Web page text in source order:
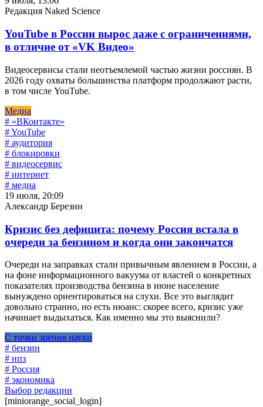
Редакция Naked Science
YouTube в России вырос даже с ограничениями,
в отличие от «VK Видео»
Видеосервисы стали неотъемлемой частью жизни россиян. В
2026 году охваты большинства платформ продолжают расти,
в том числе YouTube.
Медиа
# «ВКонтакте»
# YouTube
# аудитория
# блокировки
# видеосервис
# интернет
# медиа
19 июля, 20:09
Александр Березин
Кризис без дефицита: почему Россия встала в
очереди за бензином и когда они закончатся
Очереди на заправках стали привычным явлением в России, а
на фоне информационного вакуума от властей о конкретных
показателях производства бензина в июне население
вынуждено ориентироваться на слухи. Все это выглядит
довольно странно, но есть нюанс: скорее всего, кризис уже
начинает выдыхаться. Как именно мы это выяснили?
С точки зрения науки
# бензин
# нпз
# Россия
# экономика
Выбор редакции
[miniorange_social_login]